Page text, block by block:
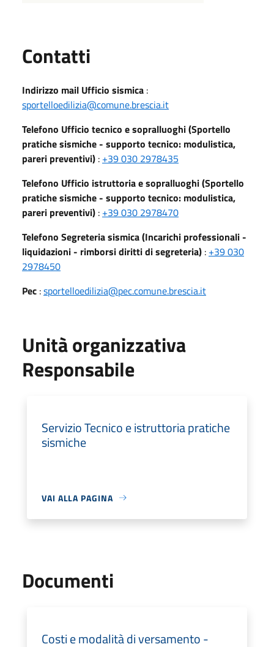
Contatti
Indirizzo mail Ufficio sismica :
sportelloedilizia@comune.brescia.it
Telefono Ufficio tecnico e sopralluoghi (Sportello
pratiche sismiche - supporto tecnico: modulistica,
pareri preventivi) : +39 030 2978435
Telefono Ufficio istruttoria e sopralluoghi (Sportello
pratiche sismiche - supporto tecnico: modulistica,
pareri preventivi) : +39 030 2978470
Telefono Segreteria sismica (Incarichi professionali -
liquidazioni - rimborsi diritti di segreteria) : +39 030
2978450
Pec :sportelloedilizia@pec.comune.brescia.it
Unità organizzativa
Responsabile
Servizio Tecnico e istruttoria pratiche
sismiche
VAI ALLA PAGINA
Documenti
Costi e modalità di versamento -